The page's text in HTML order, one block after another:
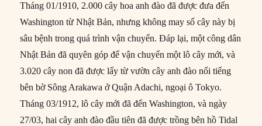
Tháng 01/1910, 2.000 cây hoa anh đào đã được đưa đến
Washington từ Nhật Bản, nhưng không may số cây này bị
sâu bệnh trong quá trình vận chuyển. Đáp lại, một công dân
Nhật Bản đã quyên góp để vận chuyển một lô cây mới, và
3.020 cây non đã được lấy từ vườn cây anh đào nổi tiếng
bên bờ Sông Arakawa ở Quận Adachi, ngoại ô Tokyo.
Tháng 03/1912, lô cây mới đã đến Washington, và ngày
27/03, hai cây anh đào đầu tiên đã được trồng bên hồ Tidal